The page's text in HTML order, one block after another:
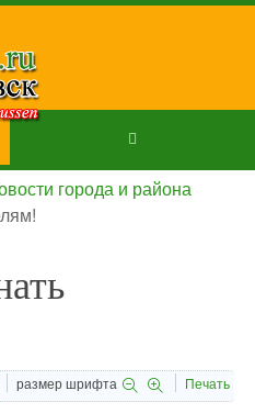
города и района
размер шрифта Печать